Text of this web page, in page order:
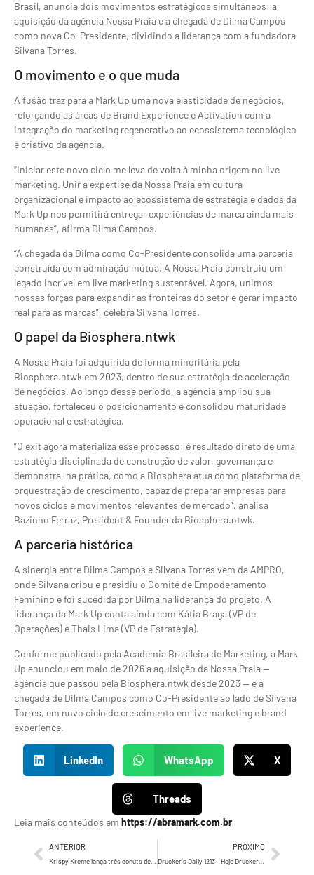
Brasil, anuncia dois movimentos estratégicos simultâneos: a
aquisição da agência Nossa Praia e a chegada de Dilma Campos
como nova Co-Presidente, dividindo a liderança com a fundadora
Silvana Torres.
O movimento e o que muda
A fusão traz para a Mark Up uma nova elasticidade de negócios,
reforçando as áreas de Brand Experience e Activation com a
integração do marketing regenerativo ao ecossistema tecnológico
e criativo da agência.
“Iniciar este novo ciclo me leva de volta à minha origem no live
marketing. Unir a expertise da Nossa Praia em cultura
organizacional e impacto ao ecossistema de estratégia e dados da
Mark Up nos permitirá entregar experiências de marca ainda mais
humanas”, afirma Dilma Campos.
“A chegada da Dilma como Co-Presidente consolida uma parceria
construída com admiração mútua. A Nossa Praia construiu um
legado incrível em live marketing sustentável. Agora, unimos
nossas forças para expandir as fronteiras do setor e gerar impacto
real para as marcas”, celebra Silvana Torres.
O papel da Biosphera.ntwk
A Nossa Praia foi adquirida de forma minoritária pela
Biosphera.ntwk em 2023, dentro de sua estratégia de aceleração
de negócios. Ao longo desse período, a agência ampliou sua
atuação, fortaleceu o posicionamento e consolidou maturidade
operacional e estratégica.
“O exit agora materializa esse processo: é resultado direto de uma
estratégia disciplinada de construção de valor, governança e
demonstra, na prática, como a Biosphera atua como plataforma de
orquestração de crescimento, capaz de preparar empresas para
novos ciclos e movimentos relevantes de mercado”, analisa
Bazinho Ferraz, President & Founder da Biosphera.ntwk.
A parceria histórica
A sinergia entre Dilma Campos e Silvana Torres vem da AMPRO,
onde Silvana criou e presidiu o Comitê de Empoderamento
Feminino e foi sucedida por Dilma na liderança do projeto. A
liderança da Mark Up conta ainda com Kátia Braga (VP de
Operações) e Thais Lima (VP de Estratégia).
Conforme publicado pela Academia Brasileira de Marketing, a Mark
Up anunciou em maio de 2026 a aquisição da Nossa Praia —
agência que passou pela Biosphera.ntwk desde 2023 — e a
chegada de Dilma Campos como Co-Presidente ao lado de Silvana
Torres, em novo ciclo de crescimento em live marketing e brand
experience.
LinkedIn WhatsApp X
Threads
Leia mais conteúdos em https://abramark.com.br
ANTERIOR PRÓXIMO
Drucker´s Daily 1213 – Hoje Drucker fala sobre a importância de se considerar a cultura de uma…